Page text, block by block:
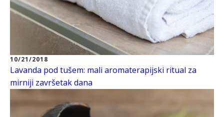
10/21/2018
Lavanda pod tušem: mali aromaterapijski ritual za
mirniji završetak dana